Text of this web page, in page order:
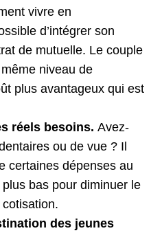
vivre en
d’intégrer son
de mutuelle. Le couple
niveau de
plus avantageux qui est
réels besoins. Avez-
ou de vue ? Il
certaines dépenses au
bas pour diminuer le
des jeunes